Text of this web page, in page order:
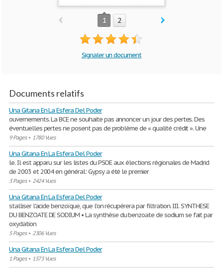
1 2
Signaler un document
Documents relatifs
Una Gitana En La Esfera Del Poder
ouvernements. La BCE ne souhaite pas annoncer un jour des pertes. Des
éventuelles pertes ne posent pas de problème de « qualité crédit ». Une
9 Pages• 1780 Vues
Una Gitana En La Esfera Del Poder
le. Il est apparu sur les listes du PSOE aux élections régionales de Madrid
de 2003 et 2004 en général: Gypsy a été le premier
3 Pages• 2424 Vues
Una Gitana En La Esfera Del Poder
stalliser l'acide benzoïque, que l'on récupérera par filtration. III. SYNTHESE
DU BENZOATE DE SODIUM • La synthèse du benzoate de sodium se fait par
oxydation
5 Pages• 2306 Vues
Una Gitana En La Esfera Del Poder
1 Pages• 1573 Vues